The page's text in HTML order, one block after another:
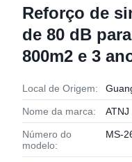
Reforço de
de 80 dB
800m2 e 3
Local de Origem:
Nome da marca: ATNJ
Número do
modelo:
MS-